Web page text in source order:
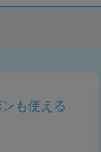
も使える